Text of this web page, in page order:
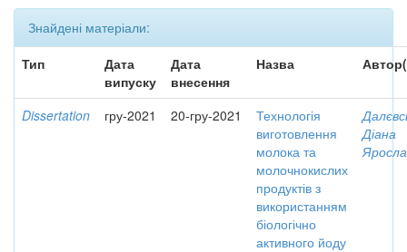
Знайдені матеріали:
Тип
Дата
випуску
Дата
внесення
Назва
Dissertation гру-2021 20-гру-2021
Технологія
виготовлення
молока та
молочнокислих
продуктів з
використанням
біологічно
активного йоду
Діана